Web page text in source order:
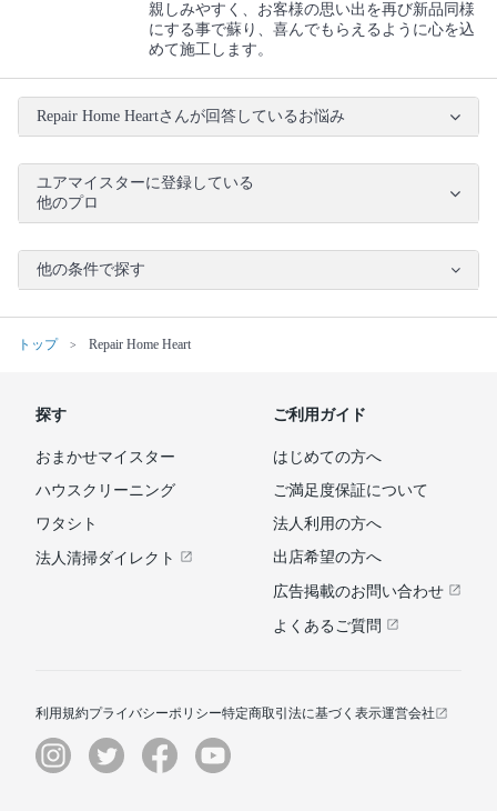
親しみやすく、お客様の思い出を再び新品同様
にする事で蘇り、喜んでもらえるように心を込
めて施工します。
Repair Home Heartさんが回答しているお悩み
ユアマイスターに登録している
他のプロ
他の条件で探す
トップ Repair Home Heart
探す
おまかせマイスター
ハウスクリーニング
ワタシト
法人清掃ダイレクト
ご利用ガイド
はじめての方へ
ご満足度保証について
法人利用の方へ
出店希望の方へ
広告掲載のお問い合わせ
よくあるご質問
利用規約プライバシーポリシー特定商取引法に基づく表示運営会社